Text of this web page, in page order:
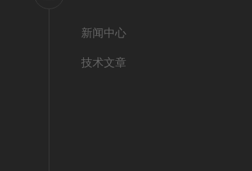
新闻中心
技术文章